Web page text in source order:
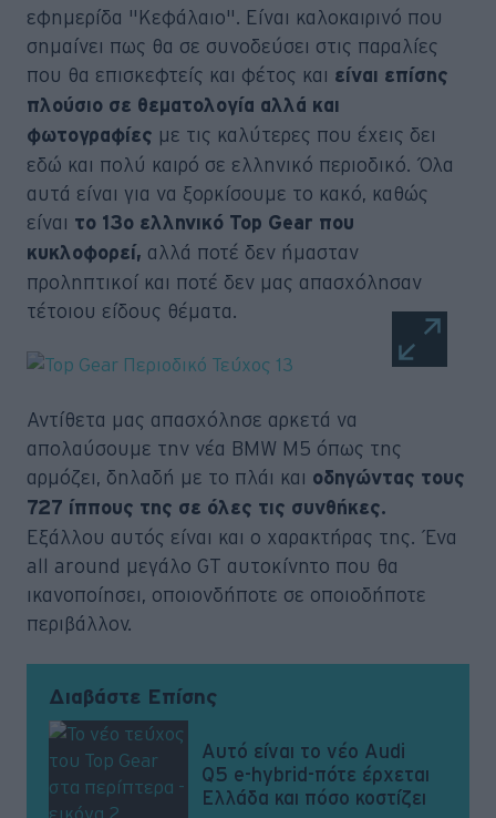
εφημερίδα "Κεφάλαιο". Είναι καλοκαιρινό που
σημαίνει πως θα σε συνοδεύσει στις παραλίες
που θα επισκεφτείς και φέτος και είναι επίσης
πλούσιο σε θεματολογία αλλά και
φωτογραφίες με τις καλύτερες που έχεις δει
εδώ και πολύ καιρό σε ελληνικό περιοδικό. Όλα
αυτά είναι για να ξορκίσουμε το κακό, καθώς
είναι το 13ο ελληνικό Top Gear που
κυκλοφορεί, αλλά ποτέ δεν ήμασταν
προληπτικοί και ποτέ δεν μας απασχόλησαν
τέτοιου είδους θέματα.
Αντίθετα μας απασχόλησε αρκετά να
απολαύσουμε την νέα BMW M5 όπως της
αρμόζει, δηλαδή με το πλάι και οδηγώντας τους
727 ίππους της σε όλες τις συνθήκες.
Εξάλλου αυτός είναι και ο χαρακτήρας της. Ένα
all around μεγάλο GT αυτοκίνητο που θα
ικανοποίησει, οποιονδήποτε σε οποιοδήποτε
περιβάλλον.
Διαβάστε Επίσης
Αυτό είναι το νέο Audi
Q5 e-hybrid-πότε έρχεται
Ελλάδα και πόσο κοστίζει